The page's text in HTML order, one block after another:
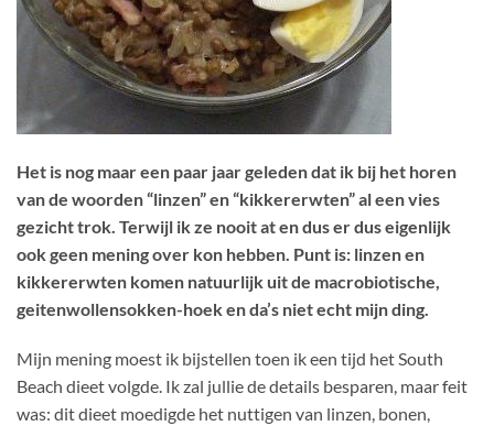
Het is nog maar een paar jaar geleden dat ik bij het horen
van de woorden “linzen” en “kikkererwten” al een vies
gezicht trok. Terwijl ik ze nooit at en dus er dus eigenlijk
ook geen mening over kon hebben. Punt is: linzen en
kikkererwten komen natuurlijk uit de macrobiotische,
geitenwollensokken-hoek en da’s niet echt mijn ding.
Mijn mening moest ik bijstellen toen ik een tijd het South
Beach dieet volgde. Ik zal jullie de details besparen, maar feit
was: dit dieet moedigde het nuttigen van linzen, bonen,